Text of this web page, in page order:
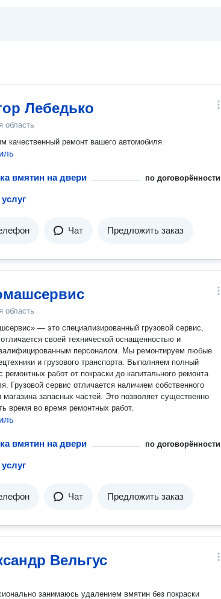
Лебедько
область
качественный ремонт вашего автомобиля
вмятин на двери по договорённости
Чат Предложить заказ
область
— это специализированный грузовой сервис,
своей технической оснащенностью и
персоналом. Мы ремонтируем любые
и грузового транспорта. Выполняем полный
ремонтных работ от покраски до капитального ремонта
Грузовой сервис отличается наличием собственного
магазина запасных частей. Это позволяет существенно
время во время ремонтных работ.
вмятин на двери по договорённости
Чат Предложить заказ
Вельгус
занимаюсь удалением вмятин без покраски